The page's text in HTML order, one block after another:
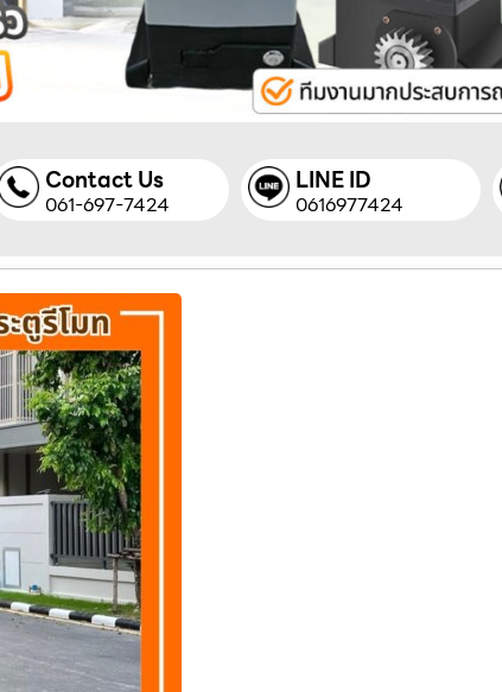
Contact Us
061-697-7424
LINE ID
0616977424